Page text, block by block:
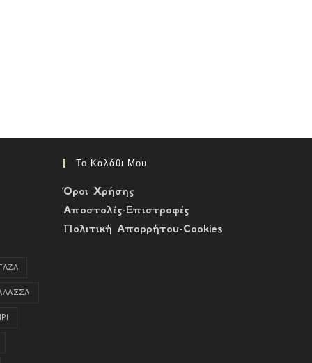
Το Καλάθι Μου
Όροι Χρήσης
Αποστολές-Επιστροφές
Πολιτική Απορρήτου-Cookies